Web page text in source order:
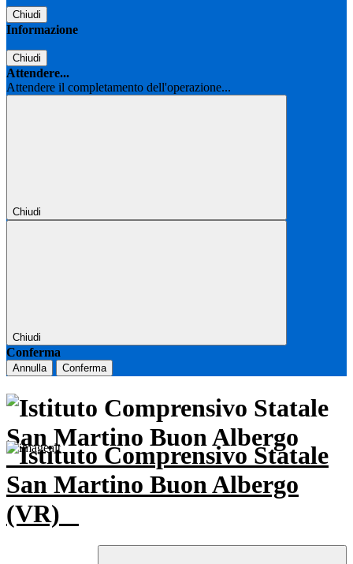
Chiudi
Informazione
Chiudi
Attendere...
Attendere il completamento dell'operazione...
Chiudi
Chiudi
Conferma
Annulla Conferma
Istituto Comprensivo Statale
San Martino Buon Albergo
(VR)